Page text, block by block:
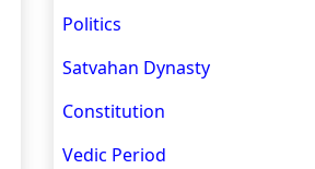
Politics
Satvahan Dynasty
Constitution
Vedic Period